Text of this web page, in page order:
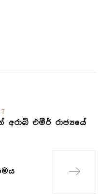
අරාබි එමීර් රාජ්‍යයේ